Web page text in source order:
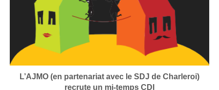
L’AJMO (en partenariat avec le SDJ de Charleroi)
recrute un mi-temps CDI